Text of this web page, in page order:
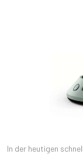
In der heutigen